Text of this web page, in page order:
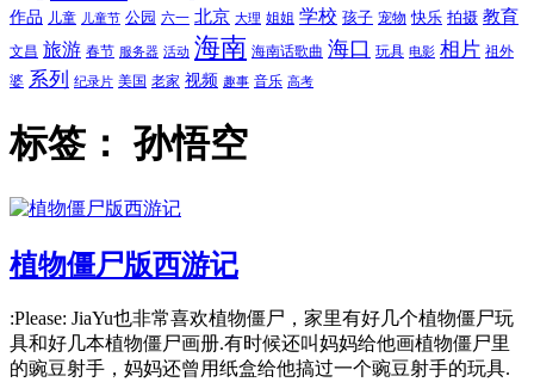
作品 儿童 儿童节 公园 六一 北京 大理 姐姐 学校 孩子 宠物 快乐 拍摄 教育
文昌 旅游 春节 服务器 活动 海南 海南话歌曲 海口 玩具 电影 相片 祖外
婆 系列 纪录片 美国 老家 视频 趣事 音乐 高考
标签： 孙悟空
植物僵尸版西游记
:Please: JiaYu也非常喜欢植物僵尸，家里有好几个植物僵尸玩
具和好几本植物僵尸画册.有时候还叫妈妈给他画植物僵尸里
的豌豆射手，妈妈还曾用纸盒给他搞过一个豌豆射手的玩具.